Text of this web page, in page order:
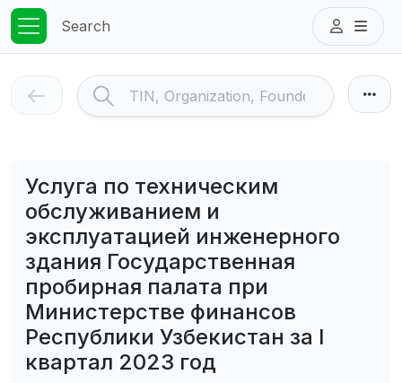
Search
Услуга по техническим
обслуживанием и
эксплуатацией инженерного
здания Государственная
пробирная палата при
Министерстве финансов
Республики Узбекистан за I
квартал 2023 год